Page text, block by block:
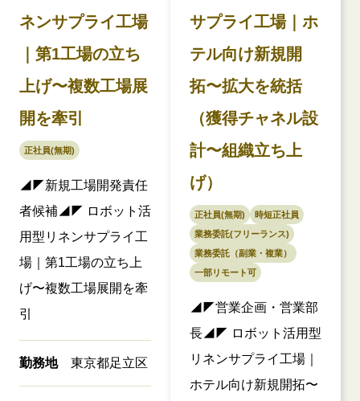
ネンサプライ工場
｜第1工場の立ち
上げ〜複数工場展
開を牽引
正社員(無期)
◢◤新規工場開発責任
者候補◢◤ ロボット活
用型リネンサプライ工
場｜第1工場の立ち上
げ〜複数工場展開を牽
引
勤務地 東京都足立区
サプライ工場｜ホ
テル向け新規開
拓〜拡大を統括
（獲得チャネル設
計〜組織立ち上
げ）
正社員(無期)
時短正社員
業務委託(フリーランス)
業務委託（副業・複業）
一部リモート可
◢◤営業企画・営業部
長◢◤ ロボット活用型
リネンサプライ工場｜
ホテル向け新規開拓〜